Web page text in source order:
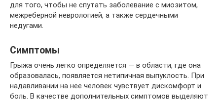
для того, чтобы не спутать заболевание с миозитом,
межреберной неврологией, а также сердечными
недугами.
Симптомы
Грыжа очень легко определяется — в области, где она
образовалась, появляется нетипичная выпуклость. При
надавливании на нее человек чувствует дискомфорт и
боль. В качестве дополнительных симптомов выделяют